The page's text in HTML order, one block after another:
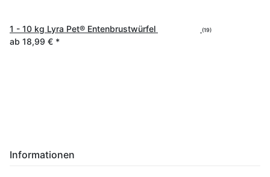
1 - 10 kg Lyra Pet® Entenbrustwürfel (19)
ab 18,99 € *
Informationen